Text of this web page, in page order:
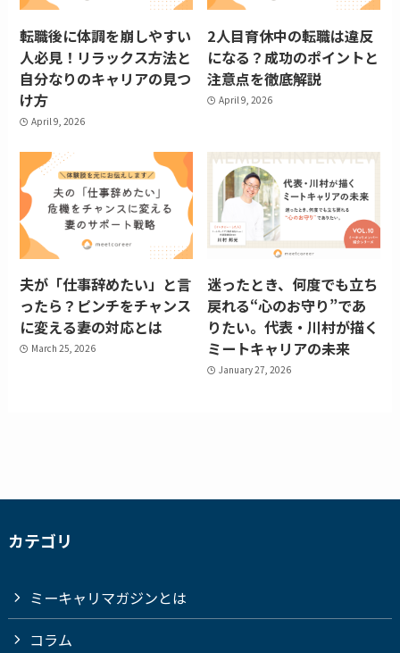
転職後に体調を崩しやすい
人必見！リラックス方法と
自分なりのキャリアの見つ
け方
April 9, 2026
2人目育休中の転職は違反
になる？成功のポイントと
注意点を徹底解説
April 9, 2026
夫が「仕事辞めたい」と言
ったら？ピンチをチャンス
に変える妻の対応とは
March 25, 2026
迷ったとき、何度でも立ち
戻れる“心のお守り”であ
りたい。代表・川村が描く
ミートキャリアの未来
January 27, 2026
カテゴリ
ミーキャリマガジンとは
コラム